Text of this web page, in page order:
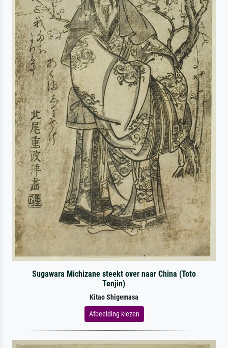
Sugawara Michizane steekt over naar China (Toto
Tenjin)
Kitao Shigemasa
Afbeelding kiezen